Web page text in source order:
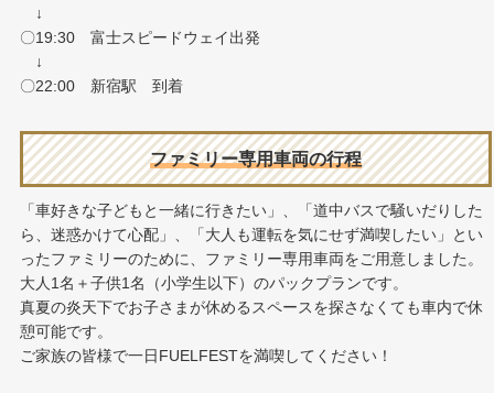
↓
〇19:30 富士スピードウェイ出発
↓
〇22:00 新宿駅 到着
ファミリー専用車両の行程
「車好きな子どもと一緒に行きたい」、「道中バスで騒いだりした
ら、迷惑かけて心配」、「大人も運転を気にせず満喫したい」とい
ったファミリーのために、ファミリー専用車両をご用意しました。
大人1名＋子供1名（小学生以下）のパックプランです。
真夏の炎天下でお子さまが休めるスペースを探さなくても車内で休
憩可能です。
ご家族の皆様で一日FUELFESTを満喫してください！